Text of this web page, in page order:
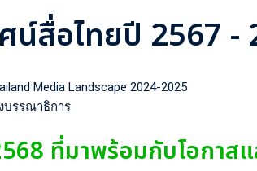
น์สื่อไทยปี 2567 -
Media Landscape 2024-2025
บรรณาธิการ
ที่มาพร้อมกับโอกาสแ